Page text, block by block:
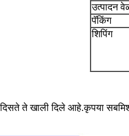
उत्पादन
पॅकिंग
शिपिंग
ते खाली दिले आहे.कृपया